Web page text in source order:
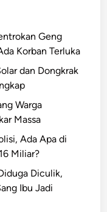
Geng
Korban Terluka
dan Dongkrak
Warga
Massa
Ada Apa di
Miliar?
Diculik,
Ibu Jadi